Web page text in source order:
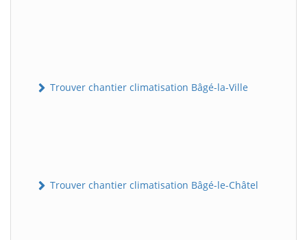
Trouver chantier climatisation Bâgé-la-Ville
Trouver chantier climatisation Bâgé-le-Châtel